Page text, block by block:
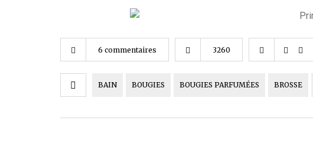
6 commentaires 3260
BAIN BOUGIES BOUGIES PARFUMÉES BROSSE